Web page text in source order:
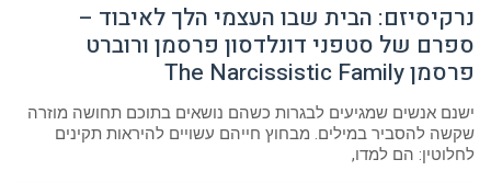
נרקיסיזם: הבית שבו העצמי הלך לאיבוד –
ספרם של סטפני דונלדסון פרסמן ורוברט
פרסמן The Narcissistic Family
ישנם אנשים שמגיעים לבגרות כשהם נושאים בתוכם תחושה מוזרה
שקשה להסביר במילים. מבחוץ חייהם עשויים להיראות תקינים
לחלוטין: הם למדו,